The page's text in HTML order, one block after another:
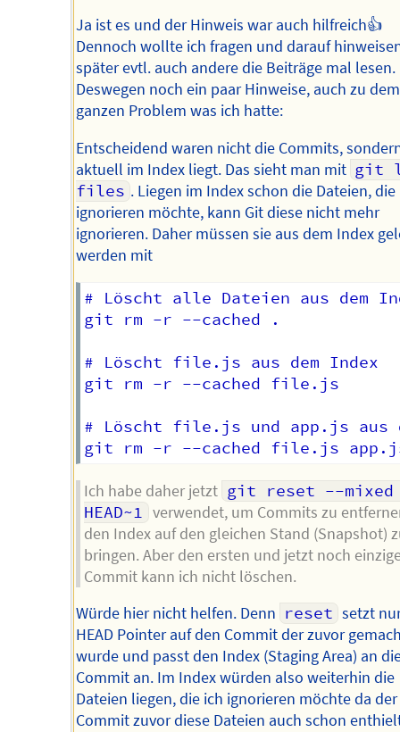
Ja ist es und der Hinweis war auch hilfreich👍
Dennoch wollte ich fragen und darauf
später evtl. auch andere die Beiträge mal lesen.
Deswegen noch ein paar Hinweise, auch zu dem
ganzen Problem was ich hatte:
Entscheidend waren nicht die Commits,
aktuell im Index liegt. Das sieht man mit git
files . Liegen im Index schon die Dateien, die
ignorieren möchte, kann Git diese nicht mehr
ignorieren. Daher müssen sie aus dem Index
werden mit
# Löscht alle Dateien aus dem
git rm -r --cached .
# Löscht file.js aus dem Index
git rm -r --cached file.js
# Löscht file.js und app.js aus
Ich habe daher jetzt git reset --mixed
HEAD~1 verwendet, um Commits zu
den Index auf den gleichen Stand (Snapshot)
bringen. Aber den ersten und jetzt noch
Commit kann ich nicht löschen.
Würde hier nicht helfen. Denn reset setzt
HEAD Pointer auf den Commit der zuvor
wurde und passt den Index (Staging Area) an
Commit an. Im Index würden also weiterhin die
Dateien liegen, die ich ignorieren möchte da der
Commit zuvor diese Dateien auch schon